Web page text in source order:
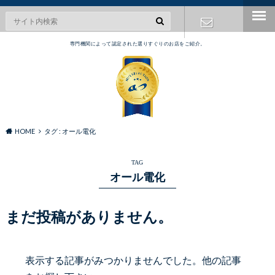
専門機関によって認定された選りすぐりのお店をご紹介。
HOME タグ : オール電化
TAG
オール電化
まだ投稿がありません。
表示する記事がみつかりませんでした。他の記事